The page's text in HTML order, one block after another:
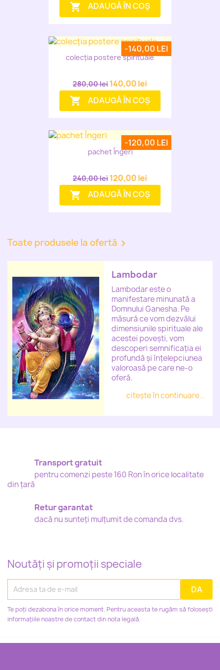
shopping_cart ADAUGĂ ÎN COȘ
colecția postere spirituale
280,00 lei 140,00 lei
shopping_cart ADAUGĂ ÎN COȘ
-140,00 LEI
pachet Îngeri
240,00 lei 120,00 lei
shopping_cart ADAUGĂ ÎN COȘ
-120,00 LEI
Toate produsele la ofertă 
Lambodar
Lambodar este o
manifestare minunată a
Domnului Ganesha. Pe
măsură ce vom dezvălui
dimensiunile spirituale ale
acestei povești, vom
descoperi semnificația ei
profundă și înțelepciunea
valoroasă pe care ne-o
oferă.
citește în continuare...
Transport gratuit
pentru comenzi peste 160 Ron în orice localitate
din țară
Retur garantat
dacă nu sunteți mulțumit de comanda dvs.
Noutăți și promoții speciale
Te poți dezabona în orice moment. Pentru aceasta te rugăm să folosești
informațiile noastre de contact din nota legală.